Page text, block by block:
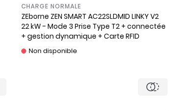
CHARGE NORMALE
ZEborne ZEN SMART AC22SLDMID LINKY V2
22 kW - Mode 3 Prise Type T2 + connectée
+ gestion dynamique + Carte RFID
Non disponible